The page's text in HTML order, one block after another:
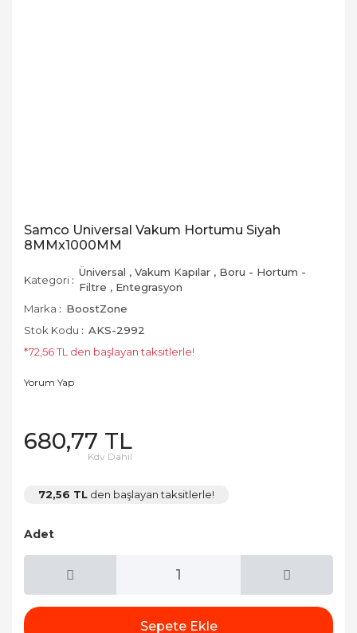
Samco Universal Vakum Hortumu Siyah
8MMx1000MM
Kategori
Üniversal , Vakum Kapılar , Boru - Hortum -
Filtre , Entegrasyon
Marka
BoostZone
Stok Kodu
AKS-2992
*72,56 TL den başlayan taksitlerle!
Yorum Yap
680,77 TL
Kdv Dahil
72,56 TL den başlayan taksitlerle!
Adet
Sepete Ekle